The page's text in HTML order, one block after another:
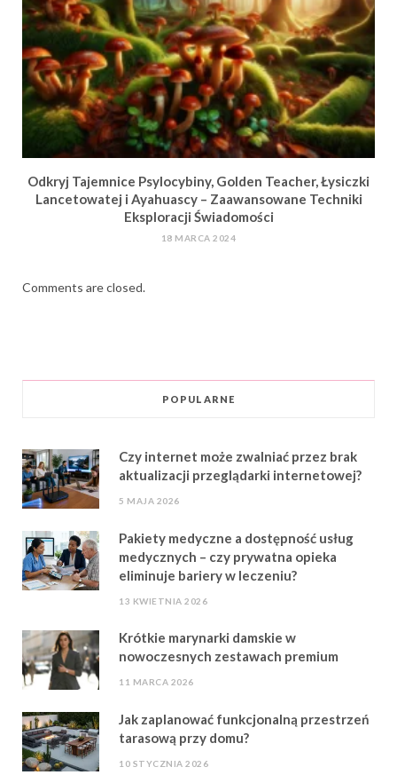
Odkryj Tajemnice Psylocybiny, Golden Teacher, Łysiczki
Lancetowatej i Ayahuascy – Zaawansowane Techniki
Eksploracji Świadomości
18 MARCA 2024
Comments are closed.
POPULARNE
Czy internet może zwalniać przez brak
aktualizacji przeglądarki internetowej?
5 MAJA 2026
Pakiety medyczne a dostępność usług
medycznych – czy prywatna opieka
eliminuje bariery w leczeniu?
13 KWIETNIA 2026
Krótkie marynarki damskie w
nowoczesnych zestawach premium
11 MARCA 2026
Jak zaplanować funkcjonalną przestrzeń
tarasową przy domu?
10 STYCZNIA 2026